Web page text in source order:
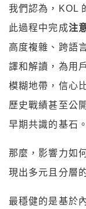
我們認為，KOL
此過程中完成注
高度複雜、跨語
譯和解讀，為用
模糊地帶，信心
歷史戰績甚至公
早期共識的基石。
那麼，影響力如
現出多元且分層
最穩健的是基於